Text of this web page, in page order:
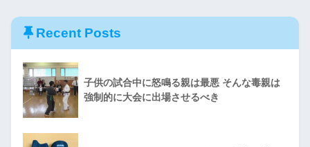
Recent Posts
子供の試合中に怒鳴る親は最悪 そんな毒親は
強制的に大会に出場させるべき